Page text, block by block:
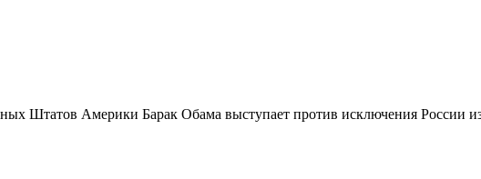
Штатов Америки Барак Обама выступает против исключения России